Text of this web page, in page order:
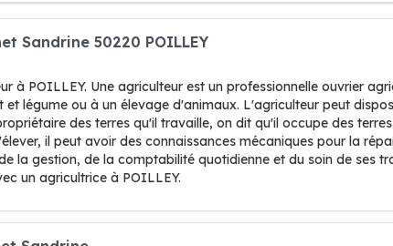
Sandrine 50220 POILLEY
à POILLEY. Une agriculteur est un professionnelle ouvrier
légume ou à un élevage d'animaux. L'agriculteur peut
des terres qu'il travaille, on dit qu'il occupe des
il peut avoir des connaissances mécaniques pour la
la gestion, de la comptabilité quotidienne et du soin de ses
un agricultrice à POILLEY.